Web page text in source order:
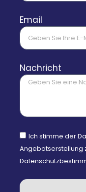
Email
Nachricht
Ich stimme der
Angebotserstellung